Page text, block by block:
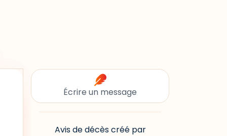
Écrire un message
Avis de décès créé par